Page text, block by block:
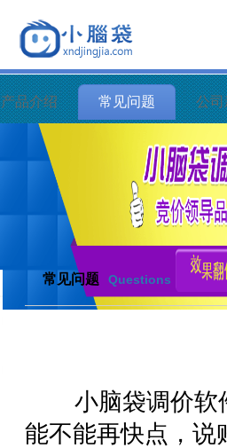
产品介绍 常见问题 公
常见问题 Questions
小脑袋调价软件
能不能再快点，说